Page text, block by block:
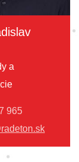
a
965